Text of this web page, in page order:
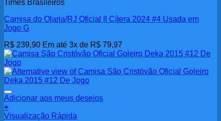
Times Brasileiros
Camisa do Olaria/RJ Oficial II Cítera 2024 #4 Usada em
Jogo G
R$ 239,90 Em até 3x de R$ 79,97
Adicionar aos meus desejos
+
Visualização Rápida